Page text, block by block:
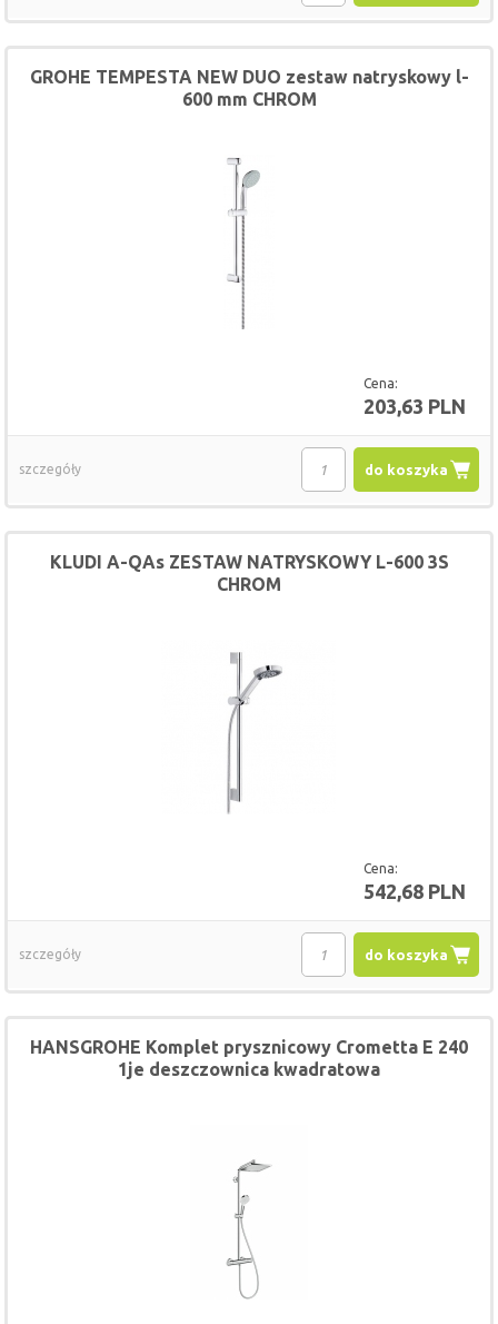
Cena:
203,63 PLN
GROHE TEMPESTA NEW DUO zestaw natryskowy l-
600 mm CHROM
do koszyka
szczegóły
Cena:
542,68 PLN
KLUDI A-QAs ZESTAW NATRYSKOWY L-600 3S
CHROM
do koszyka
szczegóły
HANSGROHE Komplet prysznicowy Crometta E 240
1je deszczownica kwadratowa